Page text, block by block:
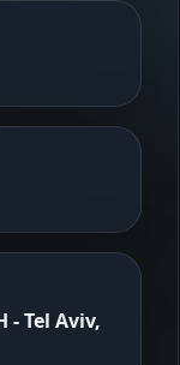
- Tel Aviv,